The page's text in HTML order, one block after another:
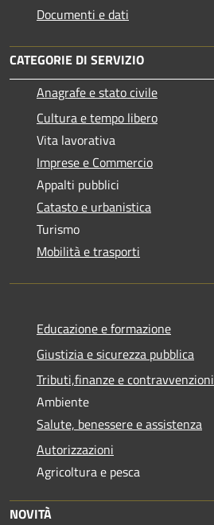
Documenti e dati
CATEGORIE DI SERVIZIO
Anagrafe e stato civile
Cultura e tempo libero
Vita lavorativa
Imprese e Commercio
Appalti pubblici
Catasto e urbanistica
Turismo
Mobilità e trasporti
Educazione e formazione
Giustizia e sicurezza pubblica
Tributi,finanze e contravvenzioni
Ambiente
Salute, benessere e assistenza
Autorizzazioni
Agricoltura e pesca
NOVITÀ